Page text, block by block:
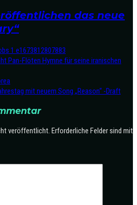
das neue
Pan-Flöten Hymne für seine iranischen
mit neuem Song „Reason“ -Draft
veröffentlicht. Erforderliche Felder sind mit